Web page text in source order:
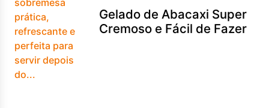
Gelado de Abacaxi Super
Cremoso e Fácil de Fazer